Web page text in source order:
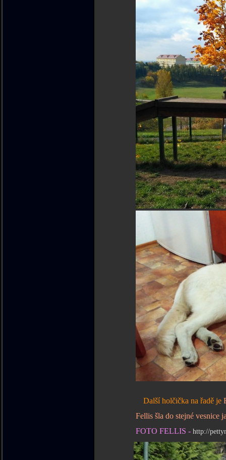
Další holčička na řadě je
Fellis šla do stejné vesnice jako
FOTO FELLIS - http://